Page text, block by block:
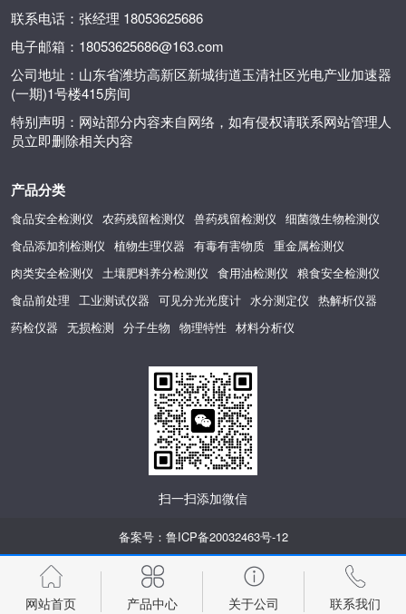
联系电话：张经理 18053625686
电子邮箱：18053625686@163.com
公司地址：山东省潍坊高新区新城街道玉清社区光电产业加速器
(一期)1号楼415房间
特别声明：网站部分内容来自网络，如有侵权请联系网站管理人
员立即删除相关内容
产品分类
食品安全检测仪 农药残留检测仪 兽药残留检测仪 细菌微生物检测仪
食品添加剂检测仪 植物生理仪器 有毒有害物质 重金属检测仪
肉类安全检测仪
土壤肥料养分检测仪 食用油检测仪 粮食安全检测仪
食品前处理
工业测试仪器 可见分光光度计 水分测定仪 热解析仪器
药检仪器 无损检测 分子生物 物理特性 材料分析仪
扫一扫添加微信
备案号： 鲁ICP备20032463号-12
网站首页 产品中心 关于公司 联系我们